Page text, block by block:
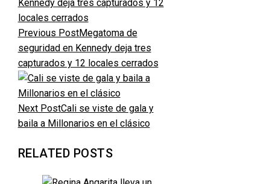
Previous PostMegatoma de
seguridad en Kennedy deja tres
capturados y 12 locales cerrados
Next PostCali se viste de gala y
baila a Millonarios en el clásico
RELATED POSTS